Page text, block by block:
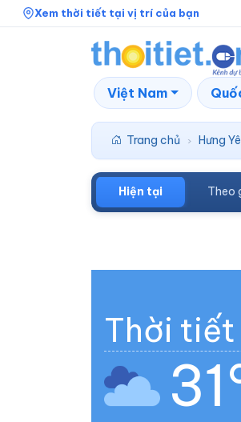
Xem thời tiết tại vị trí của bạn
Việt Nam
Trang chủ › Hưng
Hiện tại Theo
Thời tiết